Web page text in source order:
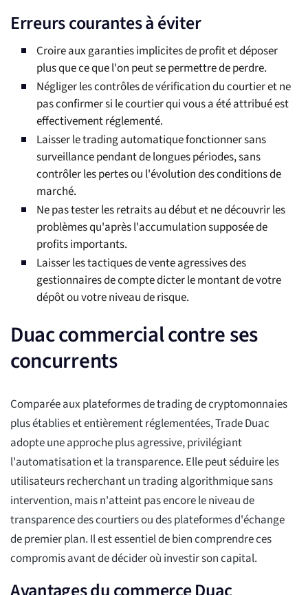
Erreurs courantes à éviter
Croire aux garanties implicites de profit et déposer
plus que ce que l'on peut se permettre de perdre.
Négliger les contrôles de vérification du courtier et ne
pas confirmer si le courtier qui vous a été attribué est
effectivement réglementé.
Laisser le trading automatique fonctionner sans
surveillance pendant de longues périodes, sans
contrôler les pertes ou l'évolution des conditions de
marché.
Ne pas tester les retraits au début et ne découvrir les
problèmes qu'après l'accumulation supposée de
profits importants.
Laisser les tactiques de vente agressives des
gestionnaires de compte dicter le montant de votre
dépôt ou votre niveau de risque.
Duac commercial contre ses
concurrents
Comparée aux plateformes de trading de cryptomonnaies
plus établies et entièrement réglementées, Trade Duac
adopte une approche plus agressive, privilégiant
l'automatisation et la transparence. Elle peut séduire les
utilisateurs recherchant un trading algorithmique sans
intervention, mais n'atteint pas encore le niveau de
transparence des courtiers ou des plateformes d'échange
de premier plan. Il est essentiel de bien comprendre ces
compromis avant de décider où investir son capital.